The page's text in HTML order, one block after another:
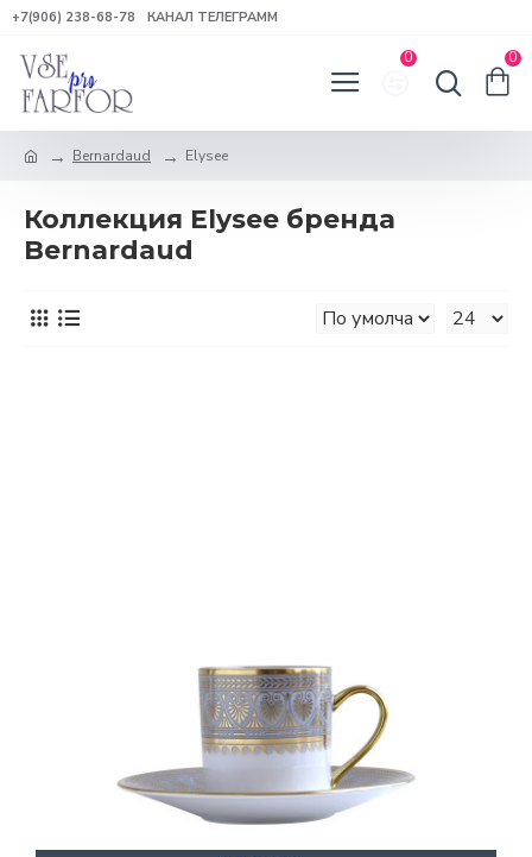
+7(906) 238-68-78 КАНАЛ ТЕЛЕГРАММ
0 0
Bernardaud Elysee
Коллекция Elysee бренда
Bernardaud